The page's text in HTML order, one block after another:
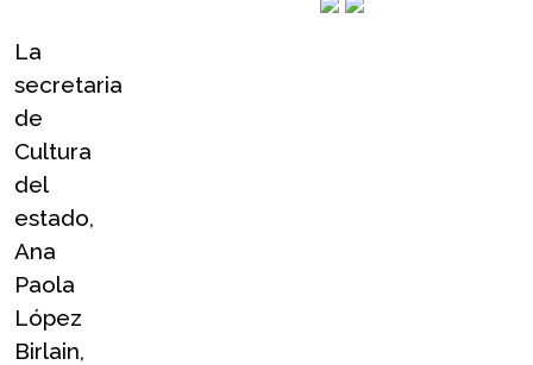
La
secretaria
de
Cultura
del
estado,
Ana
Paola
López
Birlain,